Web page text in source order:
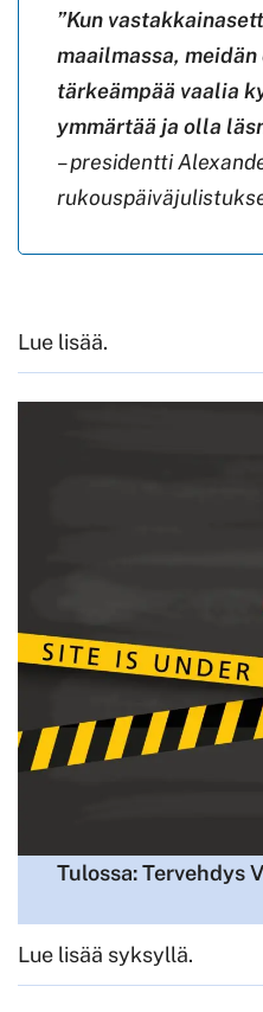
”Kun
maailmassa,
tärkeämpää vaalia
ymmärtää ja olla
– presidentti
Lue lisää.
Tulossa: Tervehdys
Lue lisää syksyllä.